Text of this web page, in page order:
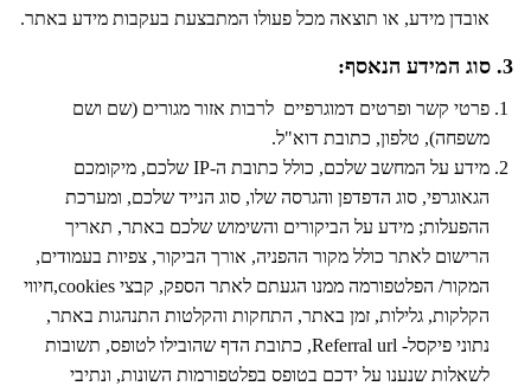
אובדן מידע, או תוצאה מכל פעולו המתבצעת בעקבות מידע באתר.
3. סוג המידע הנאסף:
פרטי קשר ופרטים דמוגרפיים לרבות אזור מגורים (שם ושם
משפחה), טלפון, כתובת דוא"ל.
מידע על המחשב שלכם, כולל כתובת ה-IP שלכם, מיקומכם
הגאוגרפי, סוג הדפדפן והגרסה שלו, סוג הנייד שלכם, ומערכת
ההפעלות; מידע על הביקורים והשימוש שלכם באתר, תאריך
הרישום לאתר כולל מקור ההפניה, אורך הביקור, צפיות בעמודים,
המקור/ הפלטפורמה ממנו הגעתם לאתר הספק, קבצי cookies,חיווי
הקלקות, גלילות, זמן באתר, התחקות והקלטות התנהגות באתר,
נתוני פיקסל- Referral url, כתובת הדף שהובילו לטופס, תשובות
לשאלות שנענו על ידכם בטופס בפלטפורמות השונות, ונתיבי